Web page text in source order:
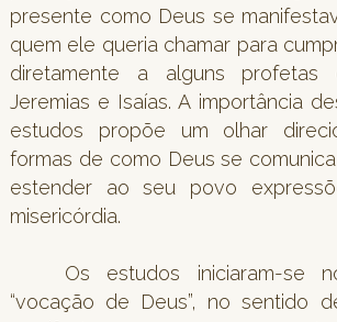
presente como Deus se
quem ele queria chamar para
diretamente a alguns profetas
Jeremias e Isaías. A importância
estudos propõe um olhar
formas de como Deus se
estender ao seu povo
misericórdia.
Os estudos iniciaram-se
“vocação de Deus”, no sentido